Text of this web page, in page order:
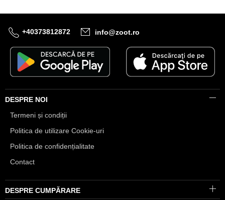
+40373812872 info@zoot.ro
DESPRE NOI
Termeni și condiții
Politica de utilizare Cookie-uri
Politica de confidențialitate
Contact
DESPRE CUMPĂRARE